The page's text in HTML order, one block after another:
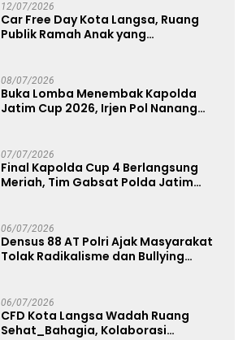
12/07/2026
Car Free Day Kota Langsa, Ruang
Publik Ramah Anak yang
08/07/2026
Buka Lomba Menembak Kapolda
Jatim Cup 2026, Irjen Pol Nanang
07/07/2026
Final Kapolda Cup 4 Berlangsung
Meriah, Tim Gabsat Polda Jatim
06/07/2026
Densus 88 AT Polri Ajak Masyarakat
Tolak Radikalisme dan Bullying
06/07/2026
CFD Kota Langsa Wadah Ruang
Sehat_Bahagia, Kolaborasi